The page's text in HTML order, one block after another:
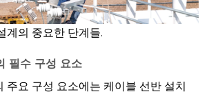
계의 중요한 단계들.
필수 구성 요소
주요 구성 요소에는 케이블 선반 설치